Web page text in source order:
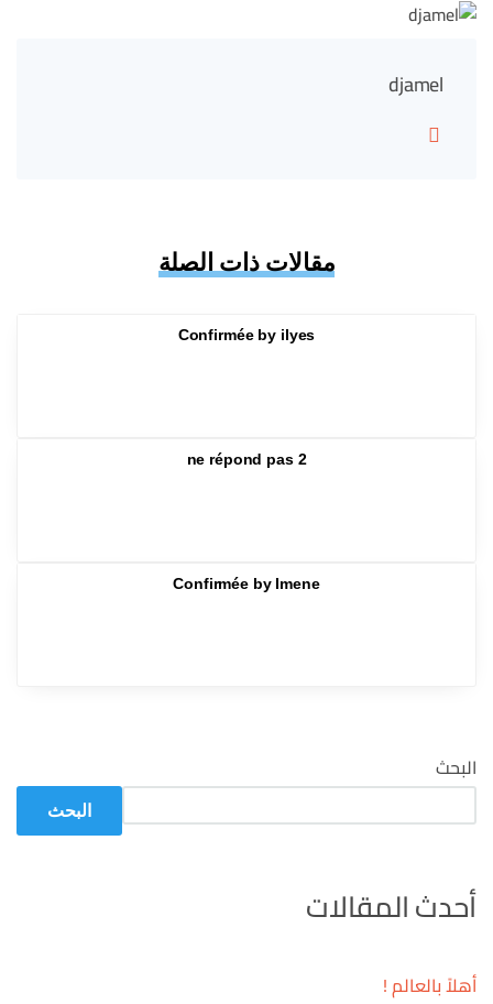
djamel
مقالات ذات الصلة
Confirmée by ilyes
ne répond pas 2
Confirmée by Imene
البحث
البحث
أحدث المقالات
أهلاً بالعالم !